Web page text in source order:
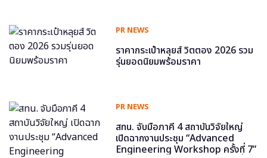
PR NEWS
ราคากระเป๋าหลุยส์ วิตตอง 2026 รวม
รุ่นยอดนิยมพร้อมราคา
PR NEWS
สทน. จับมือภาคี 4 สถาบันวิจัยใหญ่
เปิดฉากงานประชุม “Advanced
Engineering Workshop ครั้งที่ 7”